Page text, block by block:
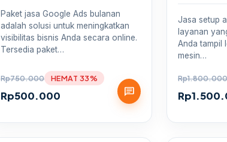
Paket jasa Google Ads bulanan
adalah solusi untuk meningkatkan
visibilitas bisnis Anda secara online.
Tersedia paket…
Rp750.000
Rp500.000
HEMAT 33%
chat
Jasa setup
layanan
Anda tampil
mesin…
Rp
Rp